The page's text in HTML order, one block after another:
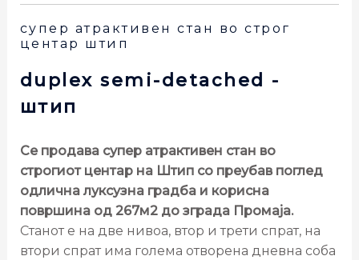
супер атрактивен стан во строг
центар штип
duplex semi-detached -
штип
Се продава супер атрактивен стан во
строгиот центар на Штип со преубав поглед
одлична луксузна градба и корисна
површина од 267м2 до зграда Промаја.
Станот е на две нивоа, втор и трети спрат, на
втори спрат има голема отворена дневна соба